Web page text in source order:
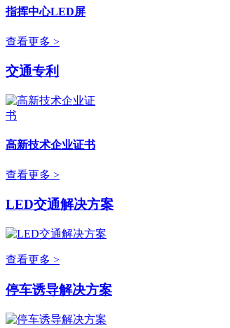
指挥中心LED屏
查看更多 >
交通专利
高新技术企业证书
查看更多 >
LED交通解决方案
查看更多 >
停车诱导解决方案